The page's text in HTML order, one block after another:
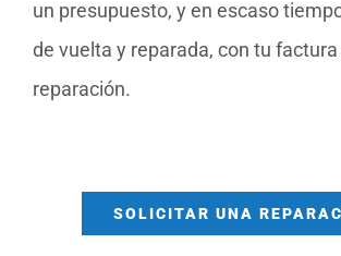
un presupuesto, y en escaso
de vuelta y reparada, con tu
reparación.
SOLICITAR UNA